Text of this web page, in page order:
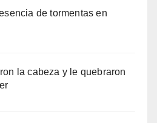
de tormentas en
la cabeza y le quebraron